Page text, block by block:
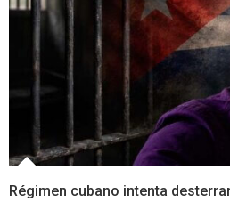
Régimen cubano intenta